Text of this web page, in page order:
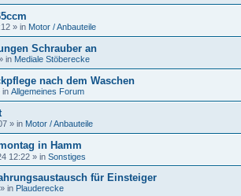
» in Motor / Anbauteile
Schrauber an
in Mediale Stöberecke
nach dem Waschen
in Allgemeines Forum
» in Motor / Anbauteile
in Hamm
12:22 » in Sonstiges
für Einsteiger
» in Plauderecke